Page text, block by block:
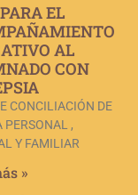
EL
AL
CON
CONCILIACIÓN DE
PERSONAL ,
Y FAMILIAR
»